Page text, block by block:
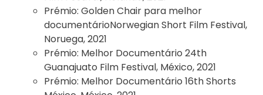
Prémio: Golden Chair para melhor
documentárioNorwegian Short Film Festival,
Noruega, 2021
Prémio: Melhor Documentário 24th
Guanajuato Film Festival, México, 2021
Prémio: Melhor Documentário 16th Shorts